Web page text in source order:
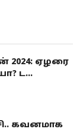
2024: ஏழரை
ட...
கவனமாக